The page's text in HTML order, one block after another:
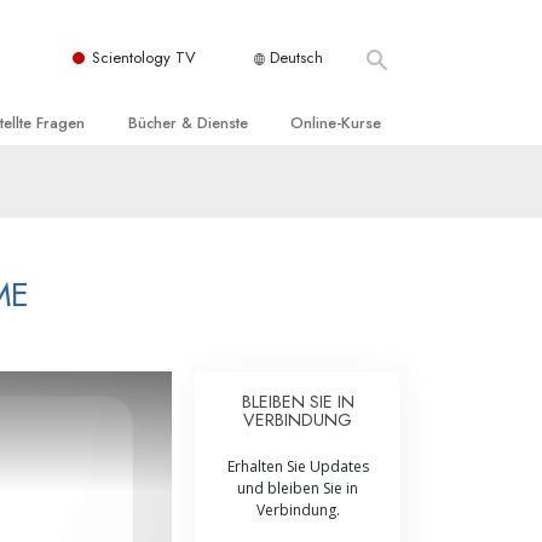
Scientology TV Deutsch
Fragen
der Scientology
Bücher & Dienste
Dienste
Online-Kurse
Beistände bei Krankheiten und
BLEIBEN SIE IN
VERBINDUNG
Erhalten Sie Updates
und bleiben Sie in
Verbindung.